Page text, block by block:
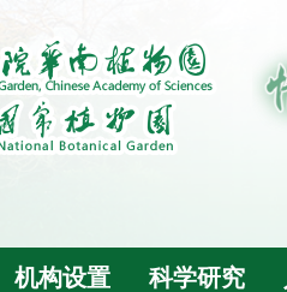
机构设置 科学研究